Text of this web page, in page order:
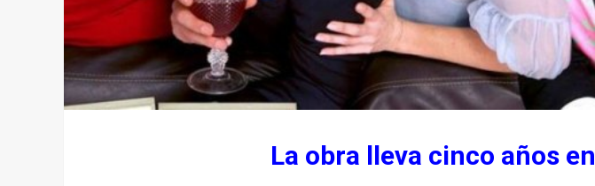
La obra lleva cinco años en